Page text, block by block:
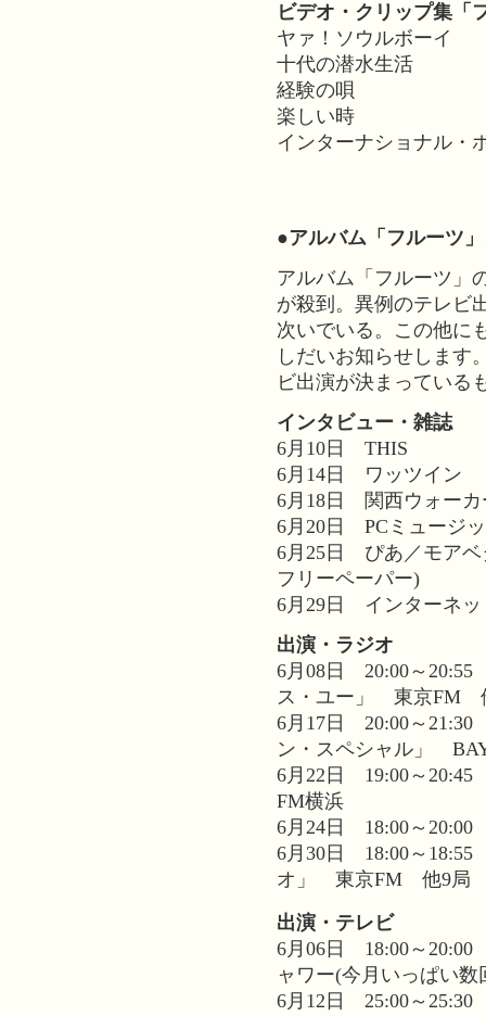
ビデオ・クリップ集「
ヤァ！ソウルボーイ
十代の潜水生活
経験の唄
楽しい時
インターナショナル
●アルバム「フルーツ
アルバム「フルーツ」
が殺到。異例のテレビ
次いでいる。この他に
しだいお知らせします
ビ出演が決まっている
インタビュー・雑誌
6月10日 THIS
6月14日 ワッツイン
6月18日 関西ウォーカ
6月20日 PCミュージ
6月25日 ぴあ／モアベ
フリーペーパー)
6月29日 インターネッ
出演・ラジオ
6月08日 20:00～
ス・ユー」 東京FM
6月17日 20:00～21:30
ン・スペシャル」
6月22日 19:00～
FM横浜
6月24日 18:00～
6月30日 18:00～18:55
オ」 東京FM 他9局
出演・テレビ
6月06日 18:00～
ャワー(今月いっぱい
6月12日 25:00～